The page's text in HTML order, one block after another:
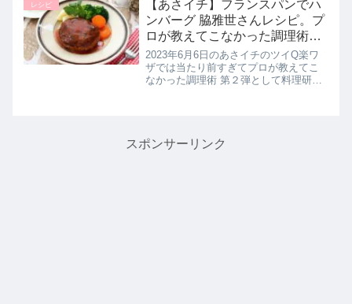
す。柚子胡椒をきかせた ちょっ...
レシピ
【あさイチ】フランスパンでハ
ンバーグ 脇雅世さんレシピ。プ
ロが教えてこなかった調理術
2(ツイQ楽ワザ)6月6日
2023年6月6日のあさイチのツイQ楽ワ
ザでは当たり前すぎてプロが教えてこ
なかった調理術 第２弾として料理研究
スポンサーリンク